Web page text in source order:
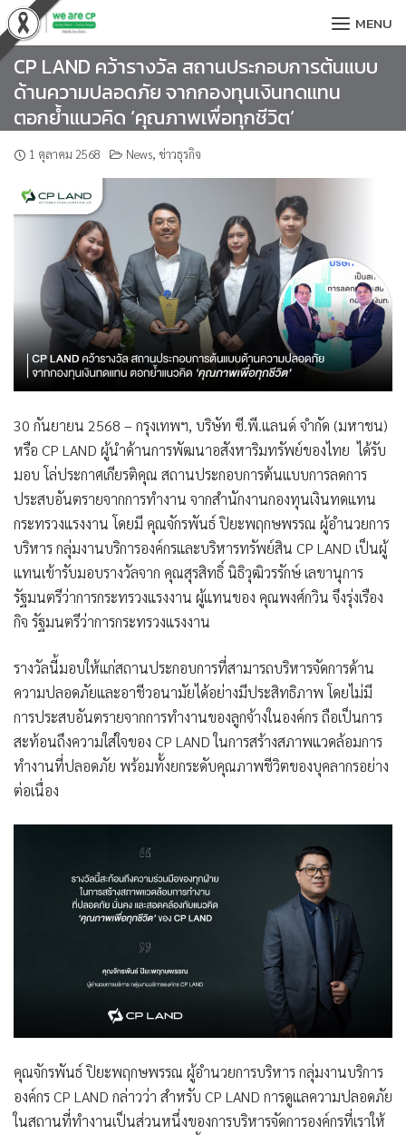
Skip
to
content
MENU
CP LAND คว้ารางวัล สถานประกอบการต้นแบบ
ด้านความปลอดภัย จากกองทุนเงินทดแทน
ตอกย้ำแนวคิด ‘คุณภาพเพื่อทุกชีวิต’
1 ตุลาคม 2568 News, ข่าวธุรกิจ
30 กันยายน 2568 – กรุงเทพฯ, บริษัท ซี.พี.แลนด์ จำกัด (มหาชน)
หรือ CP LAND ผู้นำด้านการพัฒนาอสังหาริมทรัพย์ของไทย ได้รับ
มอบ โล่ประกาศเกียรติคุณ สถานประกอบการต้นแบบการลดการ
ประสบอันตรายจากการทำงาน จากสำนักงานกองทุนเงินทดแทน
กระทรวงแรงงาน โดยมี คุณจักรพันธ์ ปิยะพฤกษพรรณ ผู้อำนวยการ
บริหาร กลุ่มงานบริการองค์กรและบริหารทรัพย์สิน CP LAND เป็นผู้
แทนเข้ารับมอบรางวัลจาก คุณสุรสิทธิ์ นิธิวุฒิวรรักษ์ เลขานุการ
รัฐมนตรีว่าการกระทรวงแรงงาน ผู้แทนของ คุณพงศ์กวิน จึงรุ่งเรือง
กิจ รัฐมนตรีว่าการกระทรวงแรงงาน
รางวัลนี้มอบให้แก่สถานประกอบการที่สามารถบริหารจัดการด้าน
ความปลอดภัยและอาชีวอนามัยได้อย่างมีประสิทธิภาพ โดยไม่มี
การประสบอันตรายจากการทำงานของลูกจ้างในองค์กร ถือเป็นการ
สะท้อนถึงความใส่ใจของ CP LANDในการสร้างสภาพแวดล้อมการ
ทำงานที่ปลอดภัย พร้อมทั้งยกระดับคุณภาพชีวิตของบุคลากรอย่าง
ต่อเนื่อง
คุณจักรพันธ์ ปิยะพฤกษพรรณ ผู้อำนวยการบริหาร กลุ่มงานบริการ
องค์กรCP LAND กล่าวว่า สำหรับ CP LAND การดูแลความปลอดภัย
ในสถานที่ทำงานเป็นส่วนหนึ่งของการบริหารจัดการองค์กรที่เราให้